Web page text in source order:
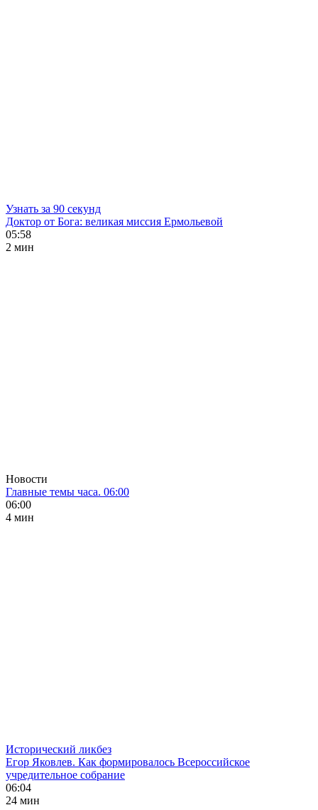
Узнать за 90 секунд
Доктор от Бога: великая миссия Ермольевой
05:58
2 мин
Новости
Главные темы часа. 06:00
06:00
4 мин
Исторический ликбез
Егор Яковлев. Как формировалось Всероссийское
учредительное собрание
06:04
24 мин